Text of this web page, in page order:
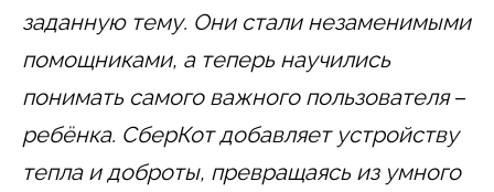
заданную тему. Они стали незаменимыми
помощниками, а теперь научились
понимать самого важного пользователя–
ребёнка. СберКот добавляет устройству
тепла и доброты, превращаясь из умного